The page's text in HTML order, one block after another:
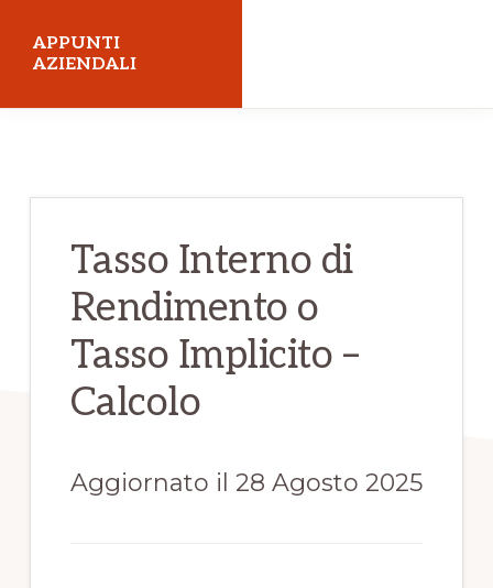
APPUNTI
AZIENDALI
Tasso Interno di
Rendimento o
Tasso Implicito –
Calcolo
Aggiornato il 28 Agosto 2025